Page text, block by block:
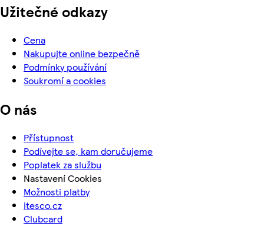
Užitečné odkazy
Cena
Nakupujte online bezpečně
Podmínky používání
Soukromí a cookies
O nás
Přístupnost
Podívejte se, kam doručujeme
Poplatek za službu
Nastavení Cookies
Možnosti platby
itesco.cz
Clubcard